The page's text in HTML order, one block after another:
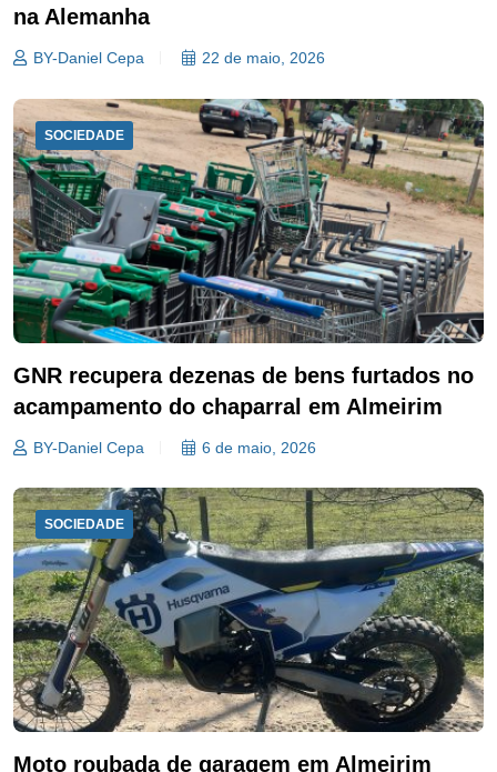
na Alemanha
BY-Daniel Cepa 22 de maio, 2026
SOCIEDADE
GNR recupera dezenas de bens furtados no
acampamento do chaparral em Almeirim
BY-Daniel Cepa 6 de maio, 2026
SOCIEDADE
Moto roubada de garagem em Almeirim